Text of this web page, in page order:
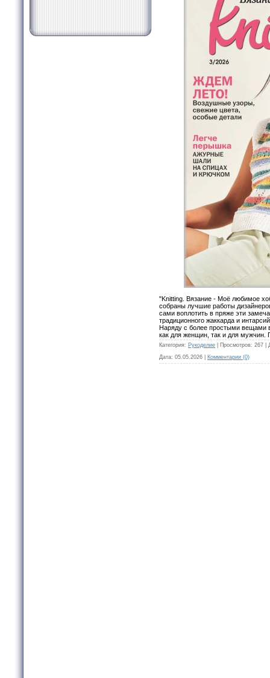
"Knitting. Вязание - Моё любимое
собраны лучшие работы
сами воплотить в пряже эти
традиционного жаккарда и
Наряду с более простыми вещами
как для женщин, так и для мужчин.
Категория: Рукоделие Просмотров: 267
Дата: 05.05.2026 Комментарии (0)